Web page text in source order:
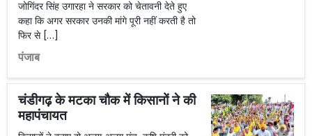
जोगिंदर सिंह उगारहा ने सरकार को चेतावनी देते हुए
कहा कि अगर सरकार उनकी मांगे पूरी नहीं करती है तो
फिर से […]
पंजाब
चंडीगढ़ के मटका चौक में किसानों ने की
महापंचायत